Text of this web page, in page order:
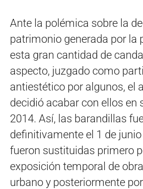
Ante la polémica sobre la
patrimonio generada por la
esta gran cantidad de
aspecto, juzgado como
antiestético por algunos, el
decidió acabar con ellos en
2014. Así, las barandillas
definitivamente el 1 de
fueron sustituidas primero
exposición temporal de
urbano y posteriormente